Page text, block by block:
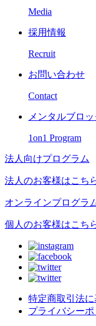
Media
採用情報
Recruit
お問い合わせ
Contact
メンタルブロ
1on1 Program
法人向けプログラム
法人のお客様はこち
オンラインプログラ
個人のお客様はこち
特定商取引法
プライバシー